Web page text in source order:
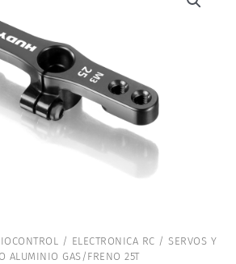
/ ELECTRONICA RC / SERVOS Y
ALUMINIO GAS/FRENO 25T